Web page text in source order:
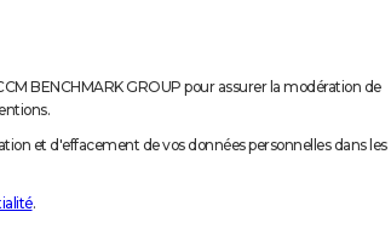
BENCHMARK GROUP pour assurer la modération de
et d'effacement de vos données personnelles dans les
.